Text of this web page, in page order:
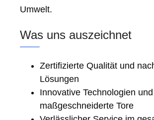
Umwelt.
Was uns auszeichnet
Zertifizierte Qualität und
Lösungen
Innovative Technologien und
maßgeschneiderte Tore